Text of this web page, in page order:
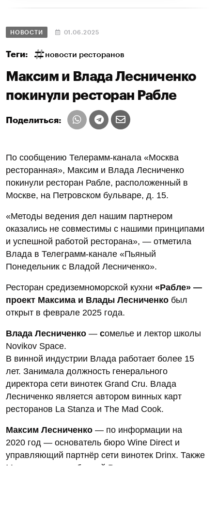
НОВОСТИ 01.06.2025
Теги: новости ресторанов
Максим и Влада Лесниченко
покинули ресторан Рабле
Поделиться:
По сообщению Телерамм-канала «Москва
ресторанная», Максим и Влада Лесниченко
покинули ресторан Рабле, расположенный в
Москве, на Петровском бульваре, д. 15.
«Методы ведения дел нашим партнером
оказались не совместимы с нашими принципами
и успешной работой ресторана», — отметила
Влада в Телеграмм-канале «Пьяный
Понедельник с Владой Лесниченко».
Ресторан средиземноморской кухни «Рабле» —
проект Максима и Влады Лесниченко был
открыт в феврале 2025 года.
Влада Лесниченко — сомелье и лектор школы
Novikov Space.
В винной индустрии Влада работает более 15
лет. Занимала должность генерального
директора сети винотек Grand Cru. Влада
Лесниченко является автором винных карт
ресторанов La Stanza и The Mad Cook.
Максим Лесниченко — по информации на
2020 год — основатель бюро Wine Direct и
управляющий партнёр сети винотек Drinx. Также
Максим — член сборной России по слепому